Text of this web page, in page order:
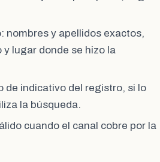
nombres y apellidos exactos,
lugar donde se hizo la
de indicativo del registro, si lo
la búsqueda.
cuando el canal cobre por la